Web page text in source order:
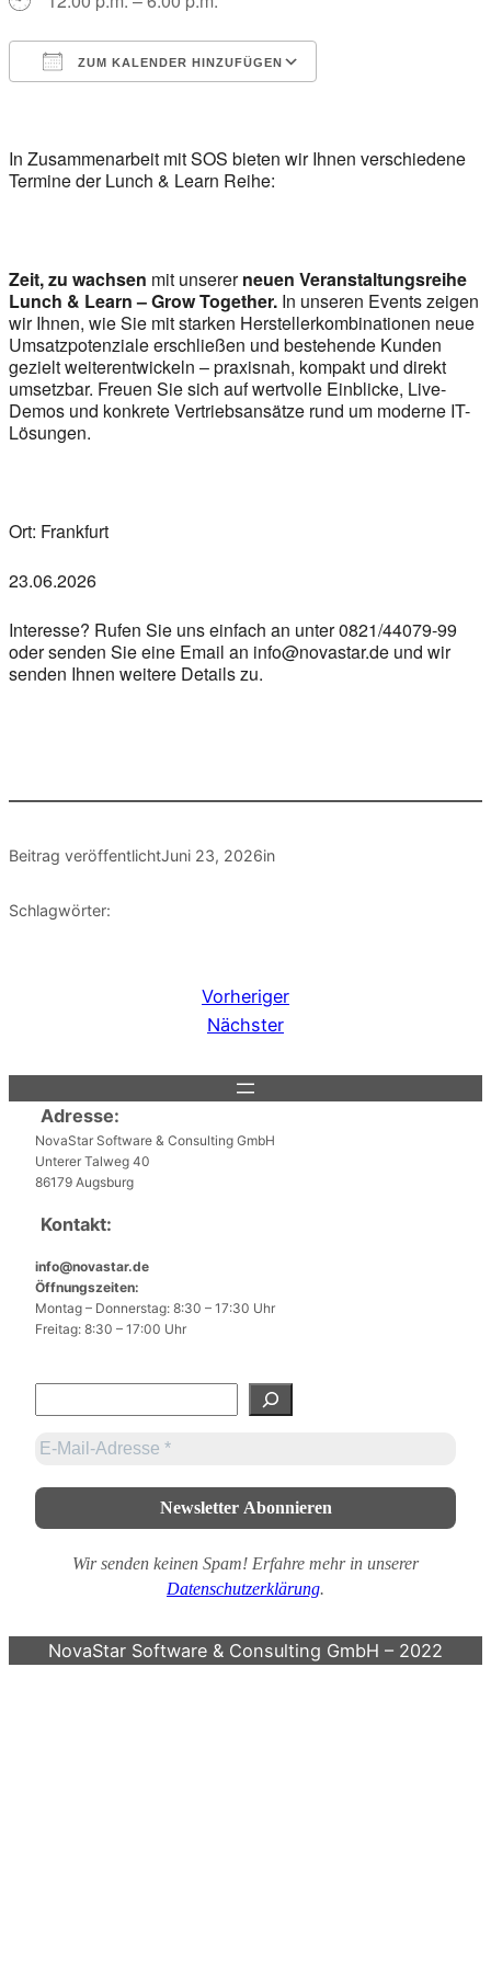
ZUM KALENDER HINZUFÜGEN
In Zusammenarbeit mit SOS bieten wir Ihnen verschiedene
Termine der Lunch & Learn Reihe:
Zeit, zu wachsen mit unsererneuen Veranstaltungsreihe
Lunch & Learn – Grow Together. In unseren Events zeigen
wir Ihnen, wie Sie mit starken Herstellerkombinationen neue
Umsatzpotenziale erschließen und bestehende Kunden
gezielt weiterentwickeln – praxisnah, kompakt und direkt
umsetzbar. Freuen Sie sich auf wertvolle Einblicke, Live-
Demos und konkrete Vertriebsansätze rund um moderne IT-
Lösungen.
Ort: Frankfurt
23.06.2026
Interesse? Rufen Sie uns einfach an unter 0821/44079-99
oder senden Sie eine Email an info@novastar.de und wir
senden Ihnen weitere Details zu.
Beitrag veröffentlichtJuni 23, 2026in
Schlagwörter:
Vorheriger
Nächster
Adresse:
NovaStar Software & Consulting GmbH
Unterer Talweg 40
86179 Augsburg
Kontakt:
info@novastar.de
Öffnungszeiten:
Montag – Donnerstag: 8:30 – 17:30 Uhr
Freitag: 8:30 – 17:00 Uhr
u
c
e
Wir senden keinen Spam! Erfahre mehr in unserer
Datenschutzerklärung.
NovaStar Software & Consulting GmbH – 2022